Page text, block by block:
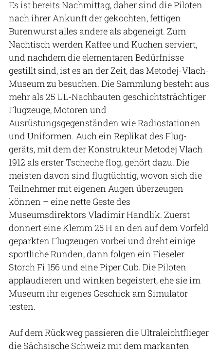
Es ist bereits Nachmittag, daher sind die Piloten
nach ihrer Ankunft der gekochten, fettigen
Burenwurst alles andere als abgeneigt. Zum
Nachtisch werden Kaffee und Kuchen serviert,
und nachdem die elementaren Bedürfnisse
gestillt sind, ist es an der Zeit, das Metodej-Vlach-
Museum zu besuchen. Die Sammlung besteht aus
mehr als 25 UL-Nachbauten geschichtsträchtiger
Flugzeuge, Motoren und
Ausrüstungsgegenständen wie Radiostationen
und Uniformen. Auch ein Replikat des Flug­
geräts, mit dem der Konstrukteur Metodej Vlach
1912 als erster Tscheche flog, gehört dazu. Die
meisten davon sind flugtüchtig, wovon sich die
Teilnehmer mit eigenen Augen überzeugen
können – eine nette Geste des
Museumsdirektors Vladimir Handlik. Zuerst
donnert eine Klemm 25 H an den auf dem Vorfeld
geparkten Flugzeugen vorbei und dreht einige
sportliche Runden, dann folgen ein Fieseler
Storch Fi 156 und eine Piper Cub. Die Piloten
applaudieren und winken begeistert, ehe sie im
Museum ihr eigenes Geschick am Simulator
testen.
Auf dem Rückweg passieren die Ultraleichtflieger
die Sächsische Schweiz mit dem markanten